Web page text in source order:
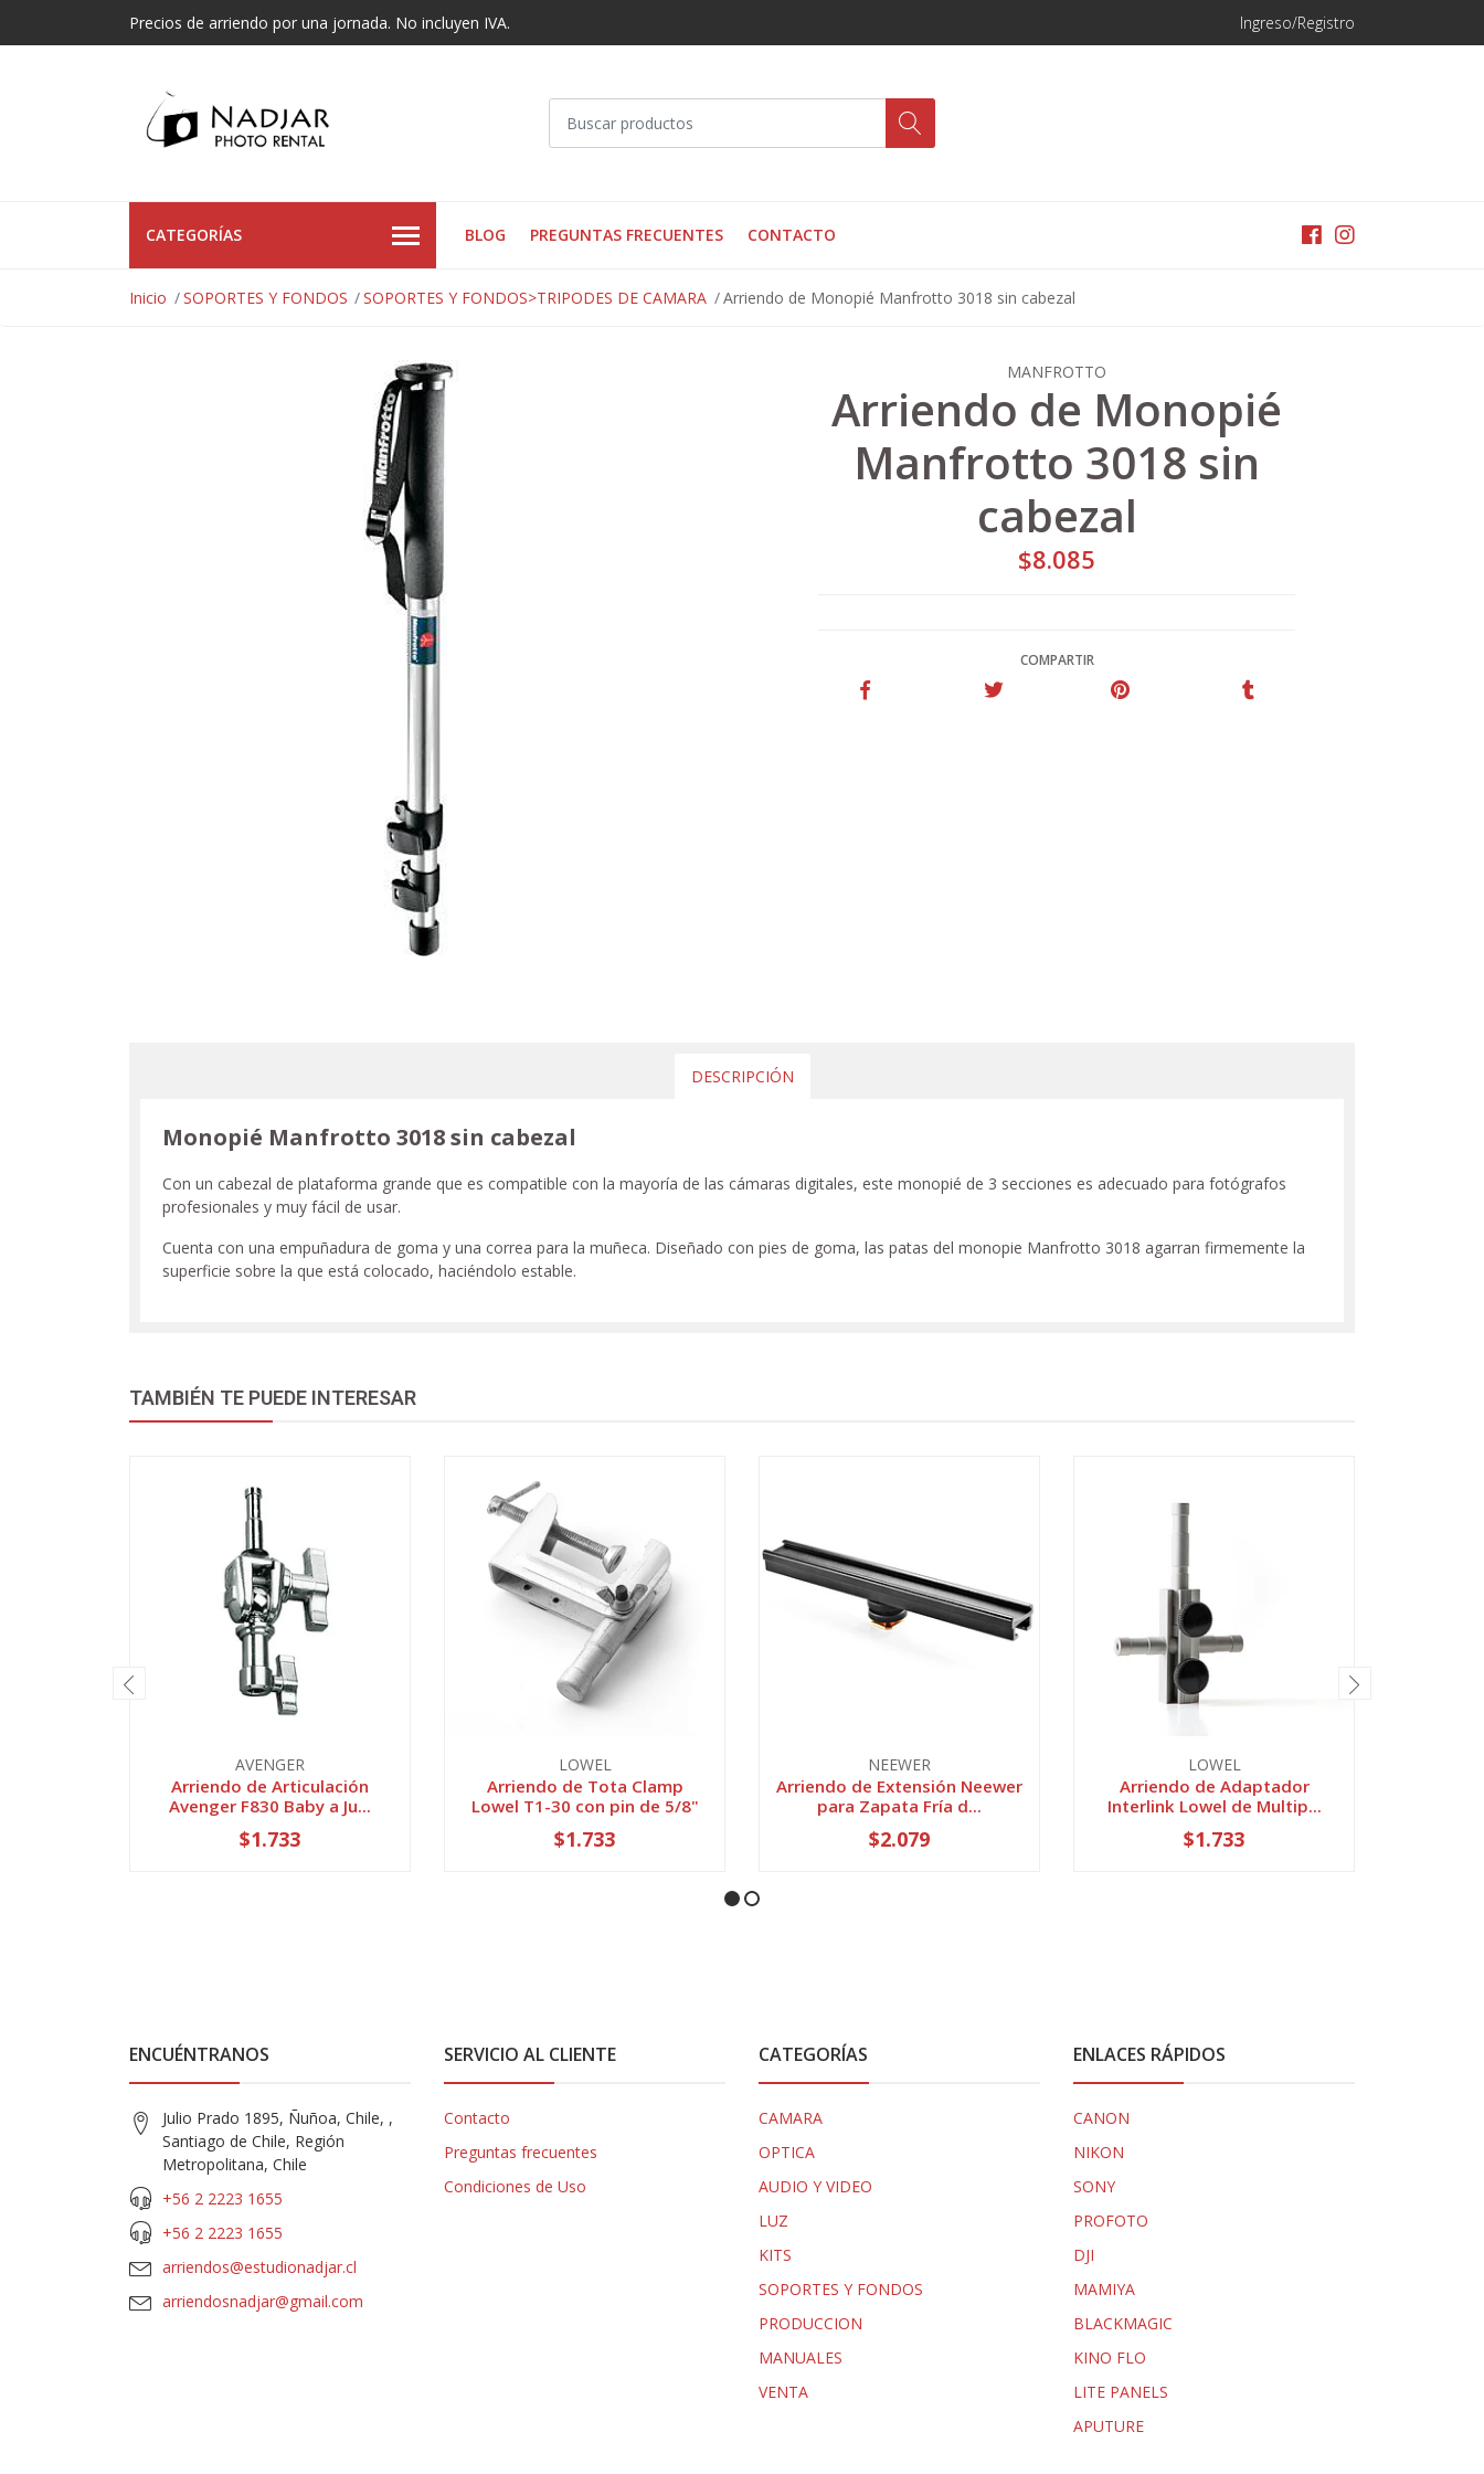
Precios de arriendo por una jornada. No incluyen IVA. Ingreso/Registro
CATEGORÍAS BLOG PREGUNTAS FRECUENTES CONTACTO
Inicio SOPORTES Y FONDOS SOPORTES Y FONDOS>TRIPODES DE CAMARA Arriendo de Monopié Manfrotto 3018 sin cabezal
MANFROTTO
Arriendo de Monopié
Manfrotto 3018 sin
cabezal
$8.085
COMPARTIR
DESCRIPCIÓN
Monopié Manfrotto 3018 sin cabezal
Con un cabezal de plataforma grande que es compatible con la mayoría de las cámaras digitales, este monopié de 3 secciones es adecuado para fotógrafos
profesionales y muy fácil de usar.
Cuenta con una empuñadura de goma y una correa para la muñeca. Diseñado con pies de goma, las patas del monopie Manfrotto 3018 agarran firmemente la
superficie sobre la que está colocado, haciéndolo estable.
TAMBIÉN TE PUEDE INTERESAR
AVENGER
Arriendo de Articulación
Avenger F830 Baby a Ju...
$1.733
LOWEL
Arriendo de Tota Clamp
Lowel T1-30 con pin de 5/8"
$1.733
NEEWER
Arriendo de Extensión Neewer
para Zapata Fría d...
$2.079
LOWEL
Arriendo de Adaptador
Interlink Lowel de Multip...
$1.733
ENCUÉNTRANOS
Julio Prado 1895, Ñuñoa, Chile, ,
Santiago de Chile, Región
Metropolitana, Chile
+56 2 2223 1655
+56 2 2223 1655
arriendos@estudionadjar.cl
arriendosnadjar@gmail.com
SERVICIO AL CLIENTE
Contacto
Preguntas frecuentes
Condiciones de Uso
CATEGORÍAS
CAMARA
OPTICA
AUDIO Y VIDEO
LUZ
KITS
SOPORTES Y FONDOS
PRODUCCION
MANUALES
VENTA
ENLACES RÁPIDOS
CANON
NIKON
SONY
PROFOTO
DJI
MAMIYA
BLACKMAGIC
KINO FLO
LITE PANELS
APUTURE